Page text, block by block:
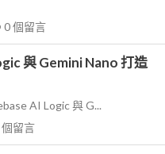
0個留言
與 Gemini Nano 打造
AI Logic 與 G...
個留言